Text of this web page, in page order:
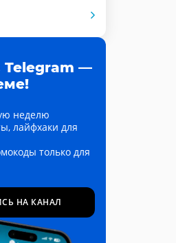
Telegram —
неделю
лайфхаки для
только для
НА КАНАЛ